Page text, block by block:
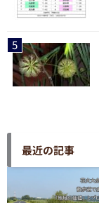
最近の記事